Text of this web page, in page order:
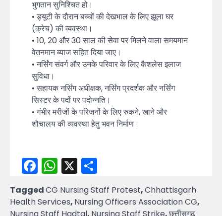
भुगतान सुनिश्चित हो।
• ड्यूटी के दौरान बच्चों की देखभाल के लिए झूला घर
(क्रेच) की व्यवस्था।
• 10, 20 और 30 साल की सेवा पर मिलने वाला समयमान
वेतनमान ब्याज सहित दिया जाए।
• नर्सिंग संवर्ग और उनके परिवार के लिए कैशलेस इलाज
सुविधा।
• सहायक नर्सिंग अधीक्षक, नर्सिंग प्रदर्शक और नर्सिंग
सिस्टर के पदों पर पदोन्नति।
• गंभीर मरीजों के परिजनों के लिए रुकने, खाने और
शौचालय की व्यवस्था हेतु भवन निर्माण।
Facebook
WhatsApp
X
TaggedCG Nursing Staff Protest,Chhattisgarh
Health Services, Nursing Officers Association CG,